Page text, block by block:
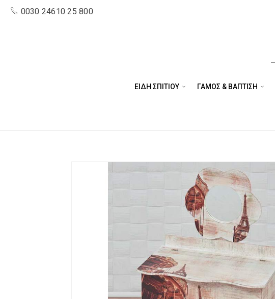
0030 24610 25 800
ΕΙΔΗ ΣΠΙΤΙΟΥ ΓΑΜΟΣ & ΒΑΠΤΙΣΗ